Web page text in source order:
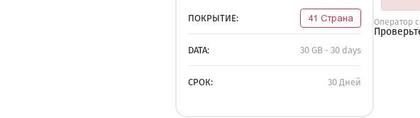
ПОКРЫТИЕ: 41 Страна
DATA: 30 GB - 30 days
СРОК: 30 Дней
Оператор